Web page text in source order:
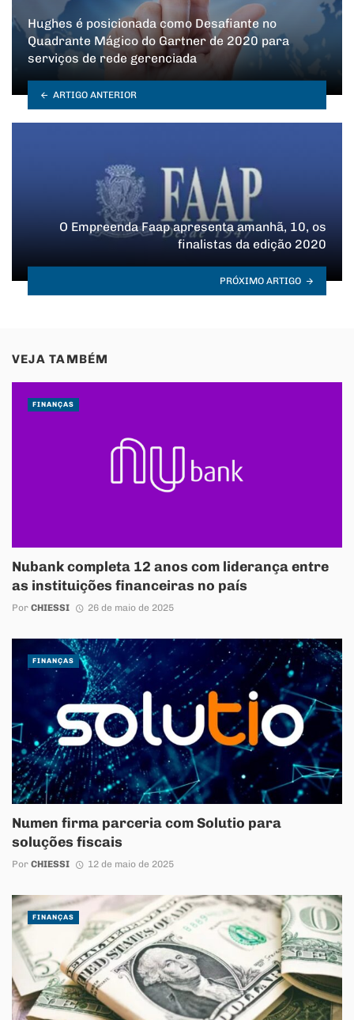
Hughes é posicionada como Desafiante no
Quadrante Mágico do Gartner de 2020 para
serviços de rede gerenciada
ARTIGO ANTERIOR
O Empreenda Faap apresenta amanhã, 10, os
finalistas da edição 2020
PRÓXIMO ARTIGO
VEJA TAMBÉM
Nubank completa 12 anos com liderança entre
as instituições financeiras no país
Por CHIESSI 26 de maio de 2025
FINANÇAS
Numen firma parceria com Solutio para
soluções fiscais
Por CHIESSI 12 de maio de 2025
FINANÇAS
FINANÇAS